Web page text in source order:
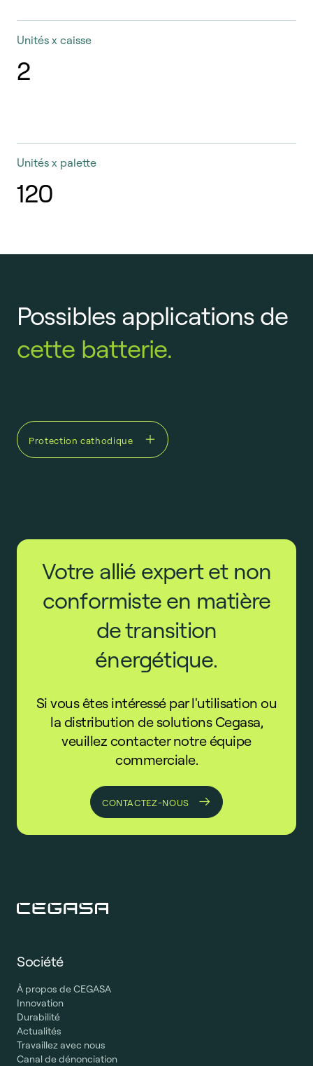
Unités x caisse
2
Unités x palette
120
Possibles applications de
cette batterie.
Protection cathodique
Votre allié expert et non
conformiste en matière
de transition
énergétique.
Si vous êtes intéressé par l'utilisation ou
la distribution de solutions Cegasa,
veuillez contacter notre équipe
commerciale.
CONTACTEZ-NOUS
Société
À propos de CEGASA
Innovation
Durabilité
Actualités
Travaillez avec nous
Canal de dénonciation